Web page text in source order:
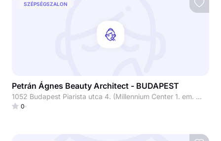
SZÉPSÉGSZALON
Petrán Ágnes Beauty Architect - BUDAPEST
1052 Budapest Piarista utca 4. (Millennium Center 1. em. Millennium Beauty szalon)
0